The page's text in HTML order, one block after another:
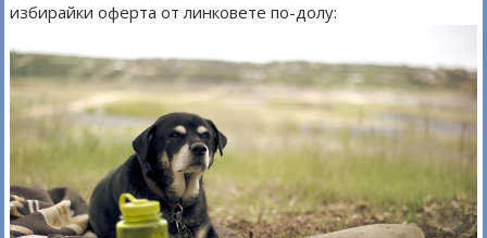
избирайки оферта от линковете по-долу: